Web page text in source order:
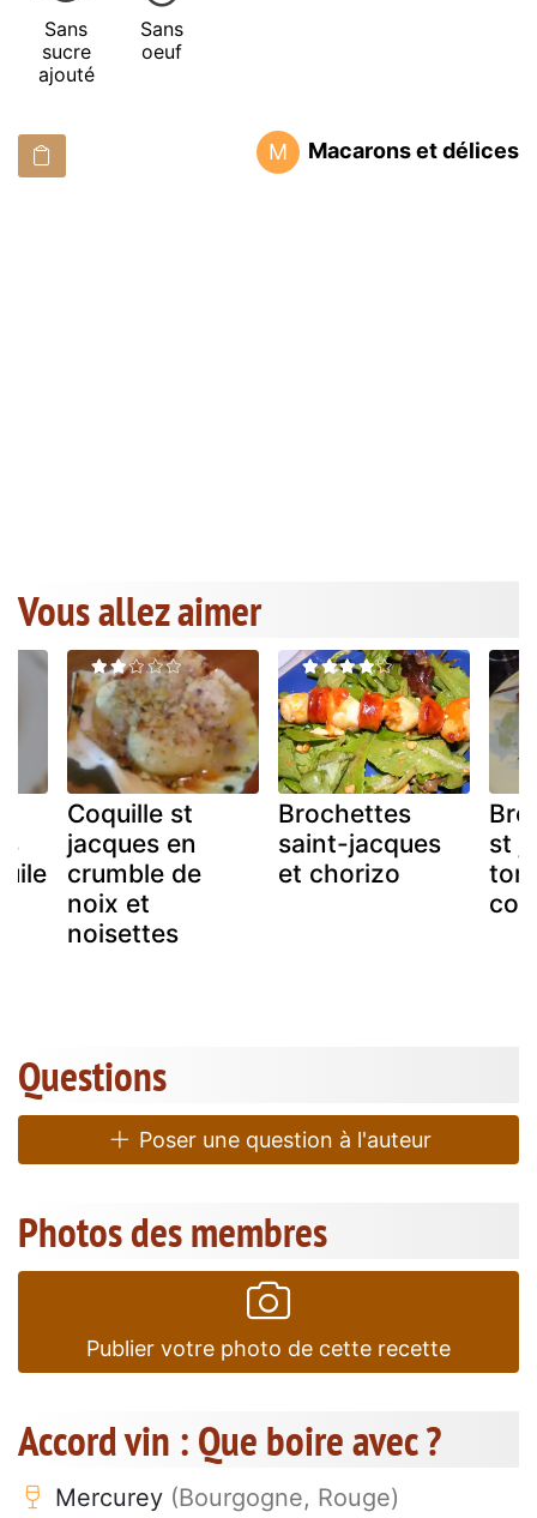
Sans
sucre
ajouté
Sans
oeuf
M Macarons et délices
Vous allez aimer
Coquille st
jacques en
crumble de
noix et
noisettes
Brochettes
saint-jacques
et chorizo
st
Questions
Poser une question à l'auteur
Photos des membres
Publier votre photo de cette recette
Accord vin : Que boire avec ?
Mercurey (Bourgogne, Rouge)